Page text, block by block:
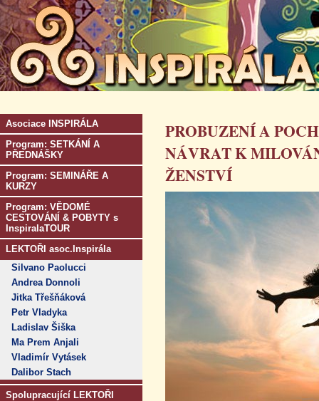
Asociace INSPIRÁLA
Program: SETKÁNÍ A
PŘEDNÁŠKY
Program: SEMINÁŘE A
KURZY
Program: VĚDOMÉ
CESTOVÁNÍ & POBYTY s
InspiralaTOUR
LEKTOŘI asoc.Inspirála
Silvano Paolucci
Andrea Donnoli
Jitka Třešňáková
Petr Vladyka
Ladislav Šiška
Ma Prem Anjali
Vladimír Vytásek
Dalibor Stach
Spolupracující LEKTOŘI
PROBUZENÍ A
NÁVRAT K
ŽENSTVÍ